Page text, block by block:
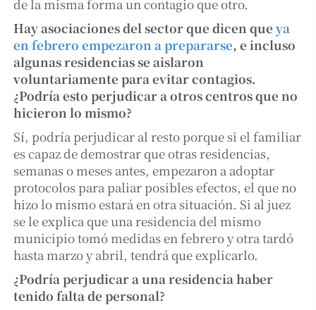
de la misma forma un contagio que otro.
Hay asociaciones del sector que dicen que ya
en febrero empezaron a prepararse, e incluso
algunas residencias se aislaron
voluntariamente para evitar contagios.
¿Podría esto perjudicar a otros centros que no
hicieron lo mismo?
Sí, podría perjudicar al resto porque si el familiar
es capaz de demostrar que otras residencias,
semanas o meses antes, empezaron a adoptar
protocolos para paliar posibles efectos, el que no
hizo lo mismo estará en otra situación. Si al juez
se le explica que una residencia del mismo
municipio tomó medidas en febrero y otra tardó
hasta marzo y abril, tendrá que explicarlo.
¿Podría perjudicar a una residencia haber
tenido falta de personal?